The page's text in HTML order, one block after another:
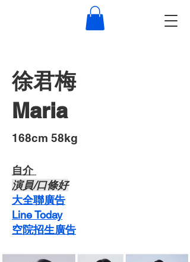
徐君梅
Maria
​168cm 58kg
自介 ​
​演員/口條好
​大全聯廣告
Line Today
空院招生廣告